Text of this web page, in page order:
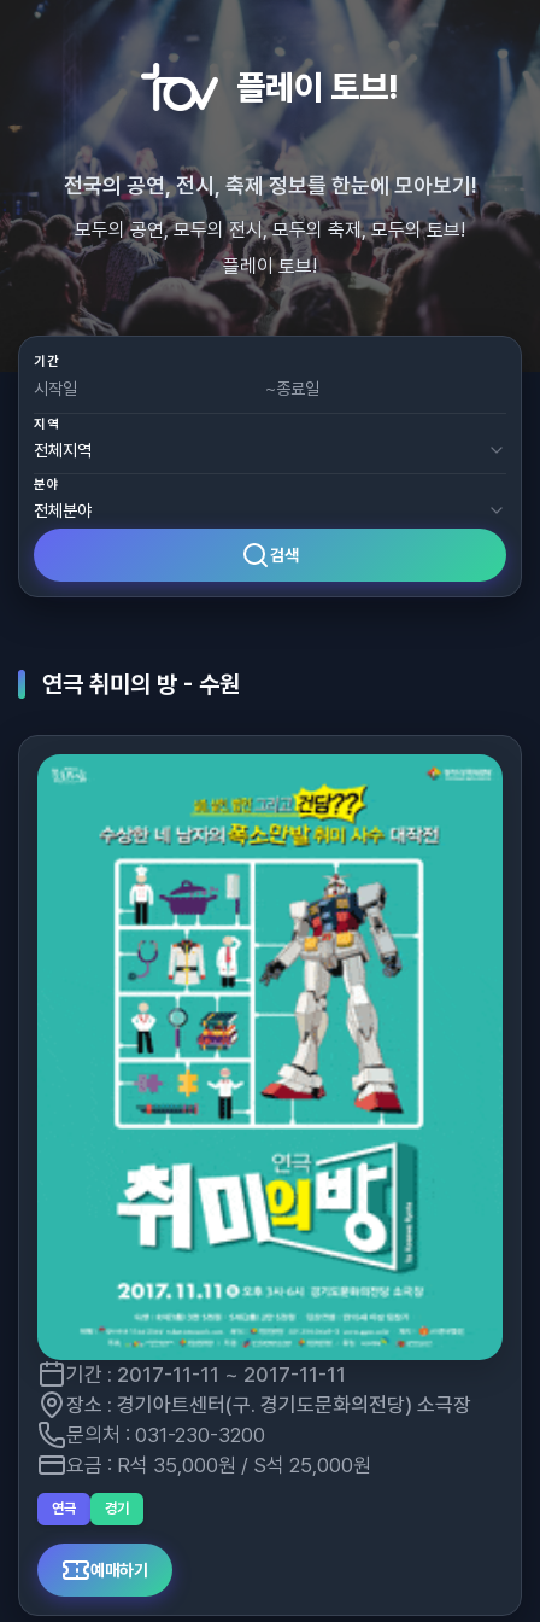
플레이 토브!
전국의 공연, 전시, 축제 정보를 한눈에 모아보기!
모두의 공연, 모두의 전시, 모두의 축제, 모두의 토브!
플레이 토브!
기간
~
지역
분야
검색
연극 취미의 방 - 수원
기간 : 2017-11-11 ~ 2017-11-11
장소 : 경기아트센터(구. 경기도문화의전당) 소극장
문의처 : 031-230-3200
요금 : R석 35,000원 / S석 25,000원
연극 경기
예매하기